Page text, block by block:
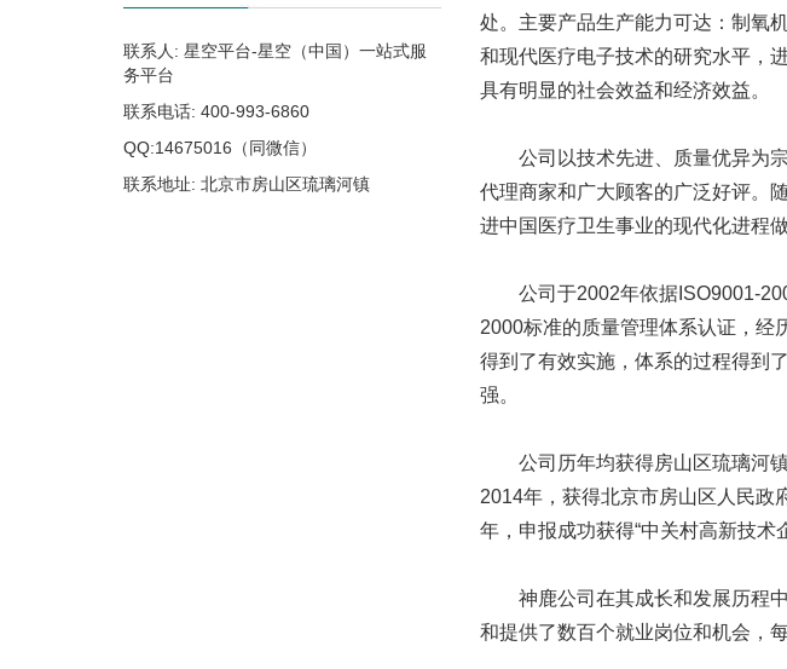
处。主要产品生产能力可达：制氧
和现代医疗电子技术的研究水平，
具有明显的社会效益和经济效益。
公司以技术先进、质量优异为宗
代理商家和广大顾客的广泛好评。
进中国医疗卫生事业的现代化进程
公司于2002年依据ISO9001-
2000标准的质量管理体系认证，经
得到了有效实施，体系的过程得到
强。
公司历年均获得房山区琉璃河镇“
2014年，获得北京市房山区人民政
年，申报成功获得“中关村高新技术
神鹿公司在其成长和发展历程中
和提供了数百个就业岗位和机会，
联系人: 星空平台-星空（中国）一站式服
务平台
联系电话: 400-993-6860
QQ:14675016（同微信）
联系地址: 北京市房山区琉璃河镇